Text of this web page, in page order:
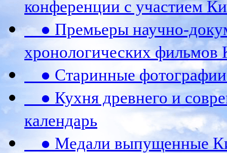
конференции c участием
● Премьеры научно-
хронологических
● Старинные
● Кухня древнего и
календарь
● Медали выпущенные